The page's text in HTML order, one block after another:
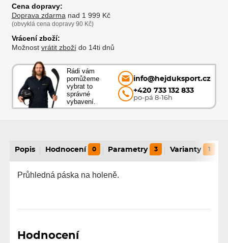
Cena dopravy:
Doprava zdarma nad 1 999 Kč
(obvyklá cena dopravy 90 Kč)
Vrácení zboží:
Možnost vrátit zbožído 14ti dnů
Rádi vám
pomůžeme
vybrat to
správné
vybavení.
info@hejduksport.cz
+420 733 132 833
po-pá 8-16h
Popis Hodnocení 0 Parametry 3 Varianty 1
Průhledná páska na holeně.
Hodnocení